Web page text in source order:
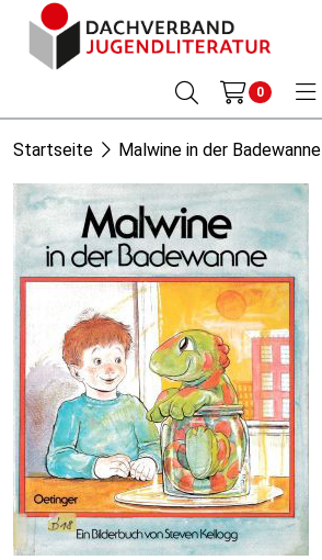
0
Startseite Malwine in der Badewanne